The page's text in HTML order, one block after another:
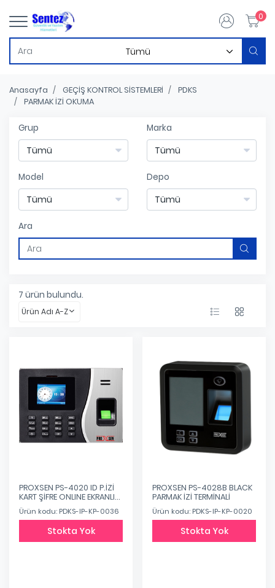
0
Anasayfa GEÇİŞ KONTROL SİSTEMLERİ
PDKS
PARMAK İZİ OKUMA
Grup Marka
Model Depo
Ara
7 ürün bulundu.
Ürün Adı A-Z
PROXSEN PS-4020 ID P.İZİ
KART ŞİFRE ONLINE EKRANLI
OKUYUCU TERMİNALİ
Ürün kodu: PDKS-IP-KP-0036
Stokta Yok
PROXSEN PS-4028B BLACK
PARMAK İZİ TERMİNALİ
Ürün kodu: PDKS-IP-KP-0020
Stokta Yok